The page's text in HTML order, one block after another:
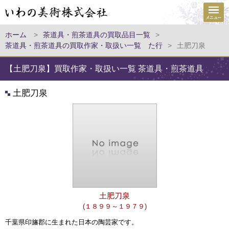
ホーム > 茶道具・煎茶道具の買取品目一覧
>
茶道具・煎茶道具の買取作家・取扱い一覧 た行
> 土肥刀泉
【土肥刀泉】買取作家・取扱い一覧 茶道具・煎茶道具
土肥刀泉
土肥刀泉
(１８９９～１９７９)
千葉県印旛郡に生まれた日本の陶芸家です。